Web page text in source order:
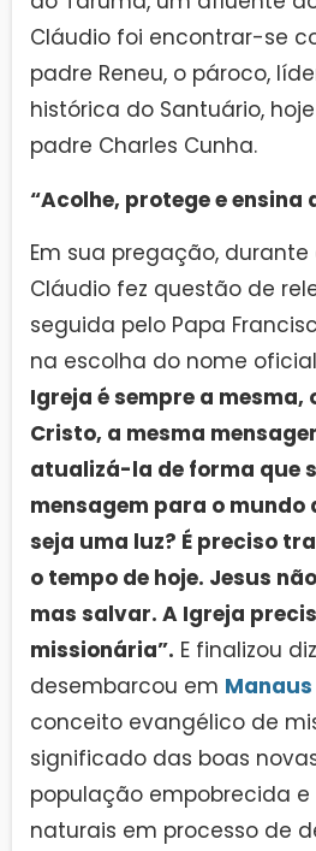
Cláudio foi encontrar-se
padre Reneu, o pároco,
histórica do Santuário,
padre Charles Cunha.
“Acolhe, protege e ensina
Em sua pregação, durante
Cláudio fez questão de
seguida pelo Papa
na escolha do nome
Igreja é sempre a mesma,
Cristo, a mesma
atualizá-la de forma que
mensagem para o mundo
seja uma luz? É preciso
o tempo de hoje. Jesus
mas salvar. A Igreja
missionária”. E finalizou
desembarcou em Manaus
conceito evangélico de
significado das boas
população empobrecida e
naturais em processo de